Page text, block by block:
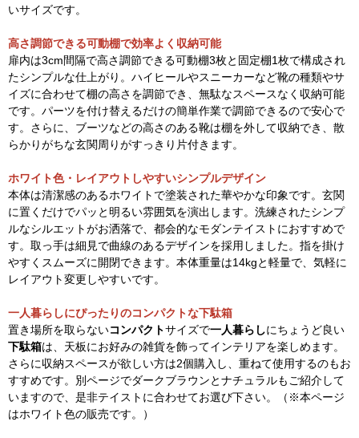
いサイズです。
高さ調節できる可動棚で効率よく収納可能
扉内は3cm間隔で高さ調節できる可動棚3枚と固定棚1枚で構成され
たシンプルな仕上がり。ハイヒールやスニーカーなど靴の種類やサ
イズに合わせて棚の高さを調節でき、無駄なスペースなく収納可能
です。パーツを付け替えるだけの簡単作業で調節できるので安心で
す。さらに、ブーツなどの高さのある靴は棚を外して収納でき、散
らかりがちな玄関周りがすっきり片付きます。
ホワイト色・レイアウトしやすいシンプルデザイン
本体は清潔感のあるホワイトで塗装された華やかな印象です。玄関
に置くだけでパッと明るい雰囲気を演出します。洗練されたシンプ
ルなシルエットがお洒落で、都会的なモダンテイストにおすすめで
す。取っ手は細見で曲線のあるデザインを採用しました。指を掛け
やすくスムーズに開閉できます。本体重量は14kgと軽量で、気軽に
レイアウト変更しやすいです。
一人暮らしにぴったりのコンパクトな下駄箱
置き場所を取らないコンパクトサイズで一人暮らしにちょうど良い
下駄箱は、天板にお好みの雑貨を飾ってインテリアを楽しめます。
さらに収納スペースが欲しい方は2個購入し、重ねて使用するのもお
すすめです。別ページでダークブラウンとナチュラルもご紹介して
いますので、是非テイストに合わせてお選び下さい。（※本ページ
はホワイト色の販売です。）